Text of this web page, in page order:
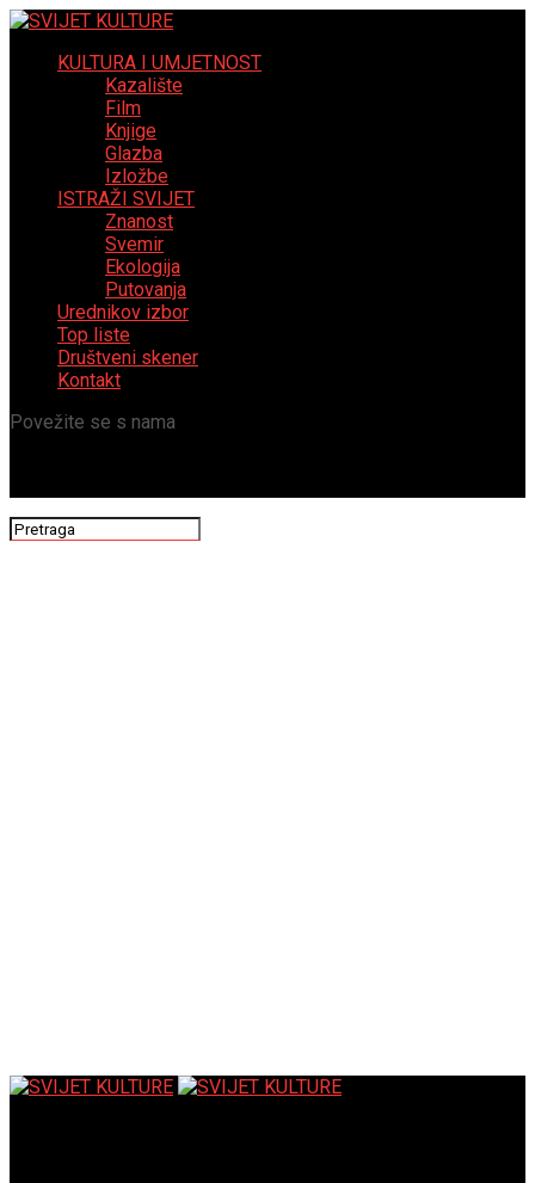
KULTURA I UMJETNOST
Kazalište
Film
Knjige
Glazba
Izložbe
ISTRAŽI SVIJET
Znanost
Svemir
Ekologija
Putovanja
Urednikov izbor
Top liste
Društveni skener
Kontakt
Povežite se s nama